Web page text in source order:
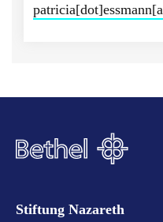
Stiftung Nazareth